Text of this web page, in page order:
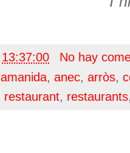
13:37:00
No hay
amanida, anec, arròs,
restaurant, restaurants